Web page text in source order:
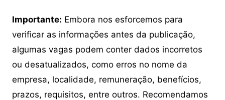
Importante: Embora nos esforcemos para
verificar as informações antes da publicação,
algumas vagas podem conter dados incorretos
ou desatualizados, como erros no nome da
empresa, localidade, remuneração, benefícios,
prazos, requisitos, entre outros. Recomendamos